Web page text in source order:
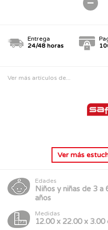
Entrega
24/48 horas
Ver más artículos de...
Ver más
Edades
Niños y niñas de 3 a
años
Medidas
12.00 x 22.00 x 3.00